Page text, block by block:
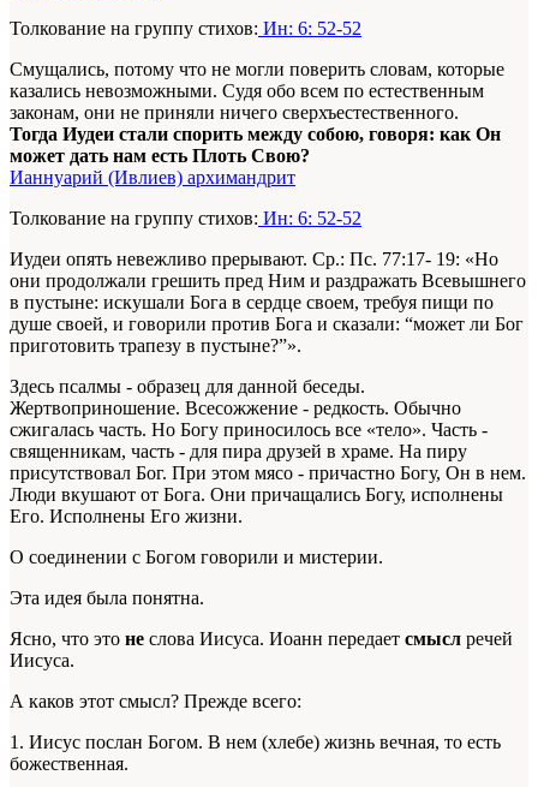
Толкование на группу стихов: Ин: 6: 52-52
Смущались, потому что не могли поверить словам, которые
казались невозможными. Судя обо всем по естественным
законам, они не приняли ничего сверхъестественного.
Тогда Иудеи стали спорить между собою, говоря: как Он
может дать нам есть Плоть Свою?
Ианнуарий (Ивлиев) архимандрит
Толкование на группу стихов: Ин: 6: 52-52
Иудеи опять невежливо прерывают. Ср.: Пс. 77:17- 19: «Но
они продолжали грешить пред Ним и раздражать Всевышнего
в пустыне: искушали Бога в сердце своем, требуя пищи по
душе своей, и говорили против Бога и сказали: “может ли Бог
приготовить трапезу в пустыне?”».
Здесь псалмы - образец для данной беседы.
Жертвоприношение. Всесожжение - редкость. Обычно
сжигалась часть. Но Богу приносилось все «тело». Часть -
священникам, часть - для пира друзей в храме. На пиру
присутствовал Бог. При этом мясо - причастно Богу, Он в нем.
Люди вкушают от Бога. Они причащались Богу, исполнены
Его. Исполнены Его жизни.
О соединении с Богом говорили и мистерии.
Эта идея была понятна.
Ясно, что это не слова Иисуса. Иоанн передает смысл речей
Иисуса.
А каков этот смысл? Прежде всего:
1. Иисус послан Богом. В нем (хлебе) жизнь вечная, то есть
божественная.